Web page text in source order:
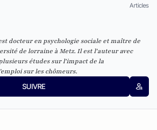
Articles
docteur en psychologie sociale et maître de
de lorraine à Metz. Il est l'auteur avec
études sur l'impact de la
sur les chômeurs.
SUIVRE